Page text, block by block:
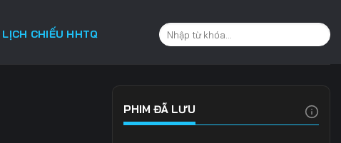
LỊCH CHIẾU HHTQ
PHIM ĐÃ LƯU